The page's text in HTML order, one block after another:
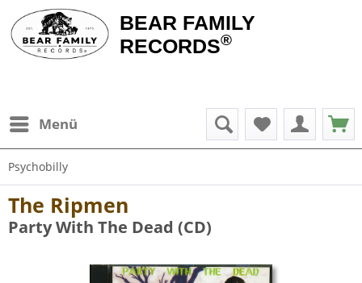
BEAR FAMILY
RECORDS®
Menü
Psychobilly
The Ripmen
Party With The Dead (CD)